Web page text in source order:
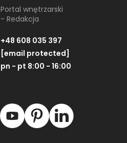
Portal wnętrzarski
- Redakcja
+48 608 035 397
[email protected]
pn - pt 8:00 - 16:00